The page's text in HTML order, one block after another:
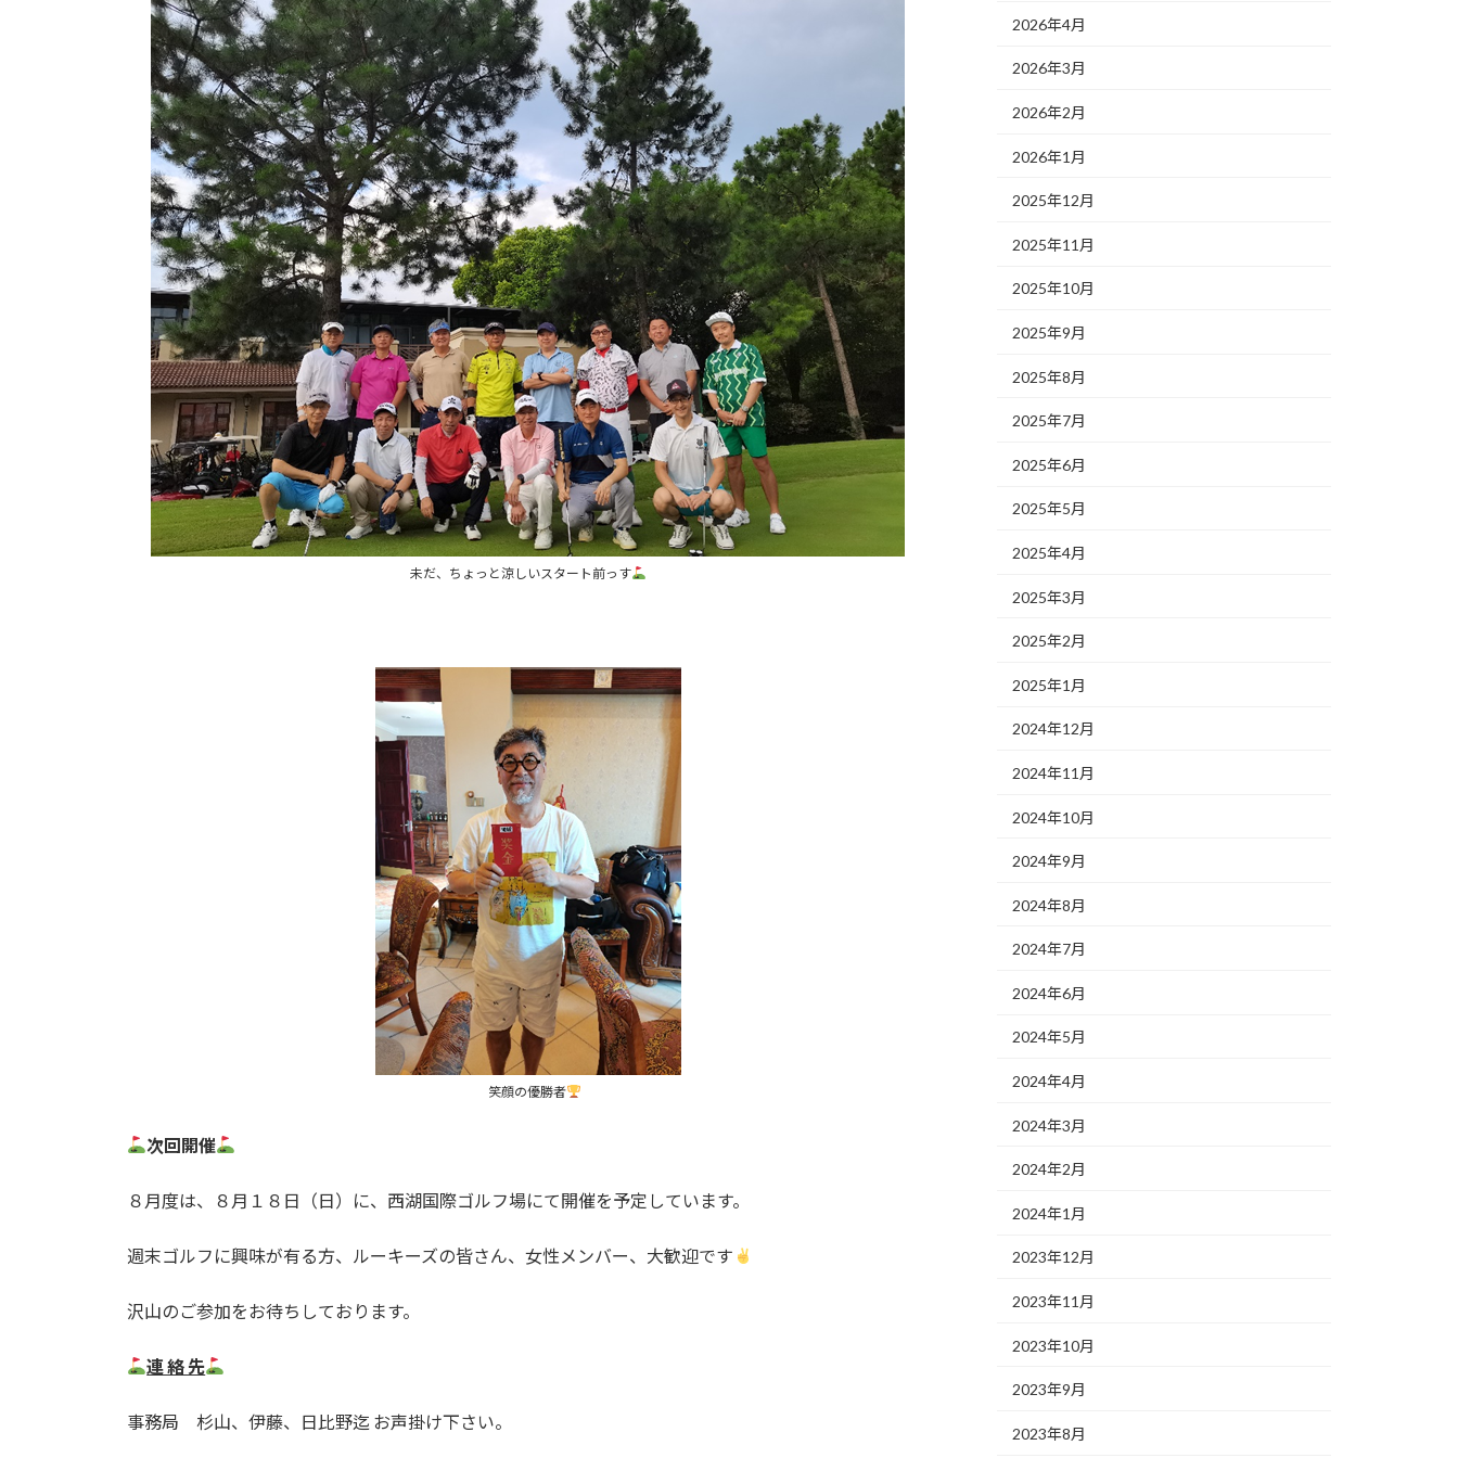
未だ、ちょっと涼しいスタート前っす
笑顔の優勝者
次回開催
８月度は、８月１８日（日）に、西湖国際ゴルフ場にて開催を予定しています。
週末ゴルフに興味が有る方、ルーキーズの皆さん、女性メンバー、大歓迎です
沢山のご参加をお待ちしております。
連 絡 先
事務局 杉山、伊藤、日比野迄 お声掛け下さい。
2026年4月
2026年3月
2026年2月
2026年1月
2025年12月
2025年11月
2025年10月
2025年9月
2025年8月
2025年7月
2025年6月
2025年5月
2025年4月
2025年3月
2025年2月
2025年1月
2024年12月
2024年11月
2024年10月
2024年9月
2024年8月
2024年7月
2024年6月
2024年5月
2024年4月
2024年3月
2024年2月
2024年1月
2023年12月
2023年11月
2023年10月
2023年9月
2023年8月